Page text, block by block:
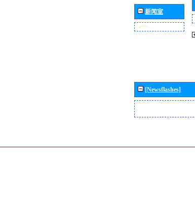
新闻室
[Newsflashes]